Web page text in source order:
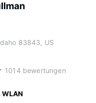
83843, US
1014 bewertungen